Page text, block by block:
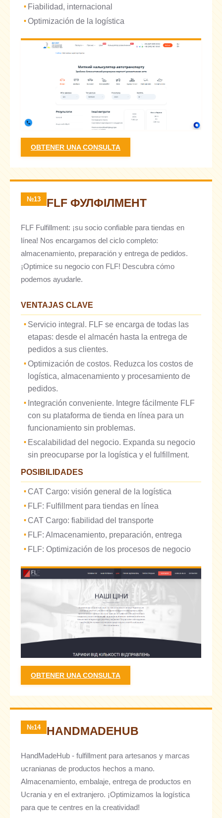
Fiabilidad, internacional
Optimización de la logística
OBTENER UNA CONSULTA
№13 FLF ФУЛФІЛМЕНТ
FLF Fulfillment: ¡su socio confiable para tiendas en
línea! Nos encargamos del ciclo completo:
almacenamiento, preparación y entrega de pedidos.
¡Optimice su negocio con FLF! Descubra cómo
podemos ayudarle.
VENTAJAS CLAVE
Servicio integral. FLF se encarga de todas las
etapas: desde el almacén hasta la entrega de
pedidos a sus clientes.
Optimización de costos. Reduzca los costos de
logística, almacenamiento y procesamiento de
pedidos.
Integración conveniente. Integre fácilmente FLF
con su plataforma de tienda en línea para un
funcionamiento sin problemas.
Escalabilidad del negocio. Expanda su negocio
sin preocuparse por la logística y el fulfillment.
POSIBILIDADES
CAT Cargo: visión general de la logística
FLF: Fulfillment para tiendas en línea
CAT Cargo: fiabilidad del transporte
FLF: Almacenamiento, preparación, entrega
FLF: Optimización de los procesos de negocio
OBTENER UNA CONSULTA
№14 HANDMADEHUB
HandMadeHub - fulfillment para artesanos y marcas
ucranianas de productos hechos a mano.
Almacenamiento, embalaje, entrega de productos en
Ucrania y en el extranjero. ¡Optimizamos la logística
para que te centres en la creatividad!